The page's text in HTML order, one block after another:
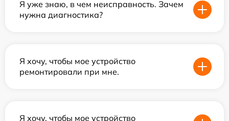
Я уже знаю, в чем неисправность. Зачем
нужна диагностика?
Я хочу, чтобы мое устройство
ремонтировали при мне.
Я хочу, чтобы мое устройство